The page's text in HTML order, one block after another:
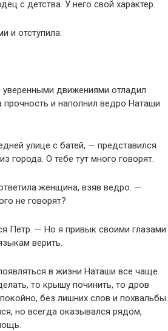
с детства. У него свой характер.
и отступила:
движениями отладил
прочность и наполнил ведро Наташи
улице с батей, — представился
города. О тебе тут много говорят.
женщина, взяв ведро. —
не говорят?
Петр. — Но я привык своими глазами
верить.
в жизни Наташи все чаще.
то крышу починить, то дров
без лишних слов и похвальбы.
но всегда оказывался рядом,